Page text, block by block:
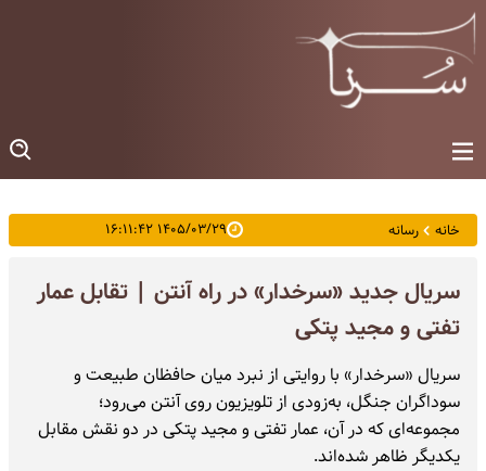
خانه رسانه ۱۴۰۵/۰۳/۲۹ ۱۶:۱۱:۴۲
سریال جدید «سرخدار» در راه آنتن | تقابل عمار
تفتی و مجید پتکی
سریال «سرخدار» با روایتی از نبرد میان حافظان طبیعت و
سوداگران جنگل، به‌زودی از تلویزیون روی آنتن می‌رود؛
مجموعه‌ای که در آن، عمار تفتی و مجید پتکی در دو نقش مقابل
یکدیگر ظاهر شده‌اند.